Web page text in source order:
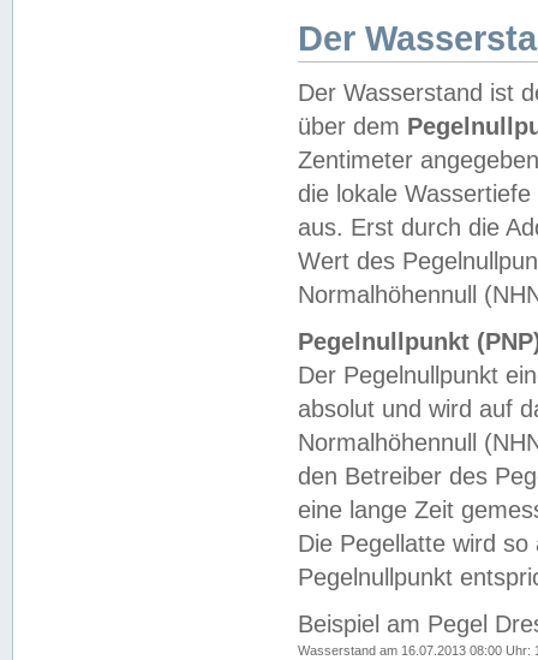
Der
Der Wasserstand ist
über dem
Zentimeter
die lokale
aus. Erst durch die
Wert des
Normalhöhennull
Pegelnullpunkt
Der Pegelnullpunkt
absolut und wird auf
Normalhöhennull
den Betreiber des
eine lange Zeit
Die Pegellatte wird
Pegelnullpunkt
Beispiel am Pegel
Wasserstand am 16.07.2013 08:00 Uhr: